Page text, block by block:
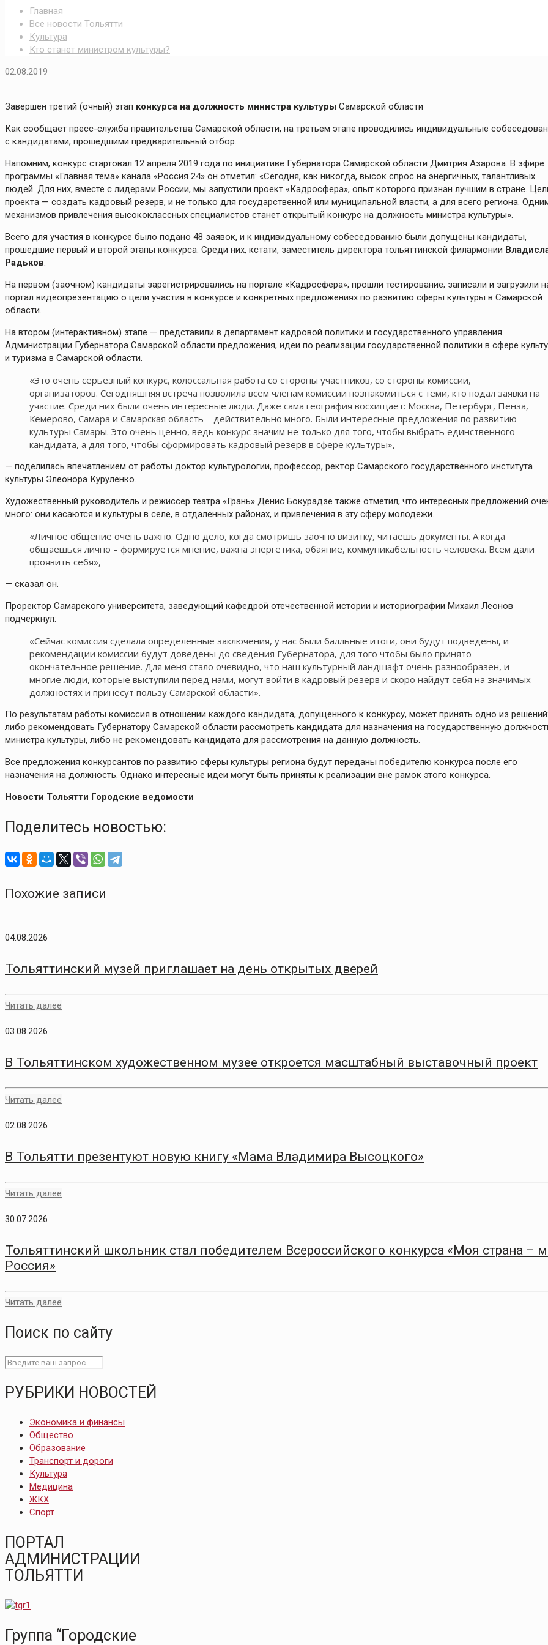
Главная
Все новости Тольятти
Культура
Кто станет министром культуры?
02.08.2019
Завершен третий (очный) этап конкурса на должность министра культуры Самарской области
Как сообщает пресс-служба правительства Самарской области, на третьем этапе проводились индивидуальные
с кандидатами, прошедшими предварительный отбор.
Напомним, конкурс стартовал 12 апреля 2019 года по инициативе Губернатора Самарской области Дмитрия Азарова. В эфире
программы «Главная тема» канала «Россия 24» он отметил: «Сегодня, как никогда, высок спрос на энергичных, талантливых
людей. Для них, вместе с лидерами России, мы запустили проект «Кадросфера», опыт которого признан лучшим в стране.
проекта — создать кадровый резерв, и не только для государственной или муниципальной власти, а для всего региона.
механизмов привлечения высококлассных специалистов станет открытый конкурс на должность министра культуры».
Всего для участия в конкурсе было подано 48 заявок, и к индивидуальному собеседованию были допущены кандидаты,
прошедшие первый и второй этапы конкурса. Среди них, кстати, заместитель директора тольяттинской филармонии
Радьков.
На первом (заочном) кандидаты зарегистрировались на портале «Кадросфера»; прошли тестирование; записали и загрузили
портал видеопрезентацию о цели участия в конкурсе и конкретных предложениях по развитию сферы культуры в Самарской
области.
На втором (интерактивном) этапе — представили в департамент кадровой политики и государственного управления
Администрации Губернатора Самарской области предложения, идеи по реализации государственной политики в сфере
и туризма в Самарской области.
«Это очень серьезный конкурс, колоссальная работа со стороны участников, со стороны комиссии,
организаторов. Сегодняшняя встреча позволила всем членам комиссии познакомиться с теми, кто подал заявки на
участие. Среди них были очень интересные люди. Даже сама география восхищает: Москва, Петербург, Пенза,
Кемерово, Самара и Самарская область – действительно много. Были интересные предложения по развитию
культуры Самары. Это очень ценно, ведь конкурс значим не только для того, чтобы выбрать единственного
кандидата, а для того, чтобы сформировать кадровый резерв в сфере культуры»,
— поделилась впечатлением от работы доктор культурологии, профессор, ректор Самарского государственного института
культуры Элеонора Куруленко.
Художественный руководитель и режиссер театра «Грань» Денис Бокурадзе также отметил, что интересных предложений
много: они касаются и культуры в селе, в отдаленных районах, и привлечения в эту сферу молодежи.
«Личное общение очень важно. Одно дело, когда смотришь заочно визитку, читаешь документы. А когда
общаешься лично – формируется мнение, важна энергетика, обаяние, коммуникабельность человека. Всем дали
проявить себя»,
— сказал он.
Проректор Самарского университета, заведующий кафедрой отечественной истории и историографии Михаил Леонов
подчеркнул:
«Сейчас комиссия сделала определенные заключения, у нас были балльные итоги, они будут подведены, и
рекомендации комиссии будут доведены до сведения Губернатора, для того чтобы было принято
окончательное решение. Для меня стало очевидно, что наш культурный ландшафт очень разнообразен, и
многие люди, которые выступили перед нами, могут войти в кадровый резерв и скоро найдут себя на значимых
должностях и принесут пользу Самарской области».
По результатам работы комиссия в отношении каждого кандидата, допущенного к конкурсу, может принять одно из
либо рекомендовать Губернатору Самарской области рассмотреть кандидата для назначения на государственную
министра культуры, либо не рекомендовать кандидата для рассмотрения на данную должность.
Все предложения конкурсантов по развитию сферы культуры региона будут переданы победителю конкурса после его
назначения на должность. Однако интересные идеи могут быть приняты к реализации вне рамок этого конкурса.
Новости Тольятти Городские ведомости
Поделитесь новостью:
Похожие записи
04.08.2026
Тольяттинский музей приглашает на день открытых дверей
Читать далее
03.08.2026
В Тольяттинском художественном музее откроется масштабный выставочный проект
Читать далее
02.08.2026
В Тольятти презентуют новую книгу «Мама Владимира Высоцкого»
Читать далее
30.07.2026
Тольяттинский школьник стал победителем Всероссийского конкурса «Моя страна –
Россия»
Читать далее
Поиск по сайту
РУБРИКИ НОВОСТЕЙ
Экономика и финансы
Общество
Образование
Транспорт и дороги
Культура
Медицина
ЖКХ
Спорт
ПОРТАЛ
АДМИНИСТРАЦИИ
ТОЛЬЯТТИ
Группа “Городские